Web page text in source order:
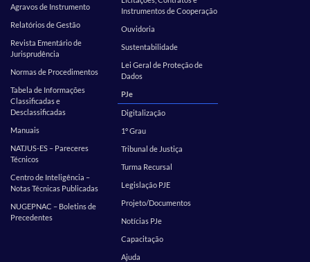
Agravos de Instrumento
Relatórios de Gestão
Revista Ementário de
Jurisprudência
Normas de Procedimentos
Tabela de Informações
Classificadas e
Desclassificadas
Manuais
NATJUS-ES – Pareceres
Técnicos
Centro de Inteligência –
Notas Técnicas Publicadas
NUGEPNAC – Boletins de
Precedentes
Instrumentos de Cooperação
Ouvidoria
Sustentabilidade
Lei Geral de Proteção de
Dados
PJe
Digitalização
1º Grau
Tribunal de Justiça
Turma Recursal
Legislação PJE
Projeto/Documentos
Notícias PJe
Capacitação
Ajuda